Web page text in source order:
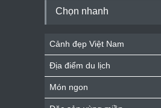
Chọn nhanh
Cảnh đẹp Việt Nam
Địa điểm du lịch
Món ngon